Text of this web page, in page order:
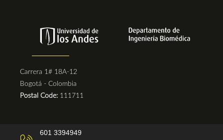
Carrera 1# 18A-12
Bogotá - Colombia
Postal Code: 111711
601 3394949